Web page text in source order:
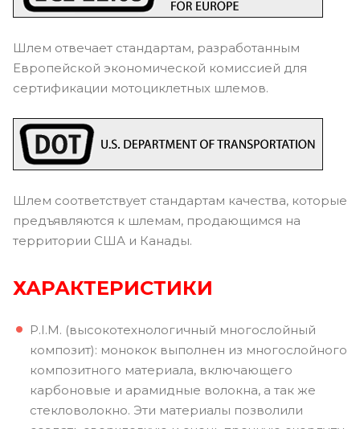
Шлем отвечает стандартам, разработанным
Европейской экономической комиссией для
сертификации мотоциклетных шлемов.
Шлем соответствует стандартам качества, которые
предъявляются к шлемам, продающимся на
территории США и Канады.
ХАРАКТЕРИСТИКИ
P.I.M. (высокотехнологичный многослойный
композит): монокок выполнен из многослойного
композитного материала, включающего
карбоновые и арамидные волокна, а так же
стекловолокно. Эти материалы позволили